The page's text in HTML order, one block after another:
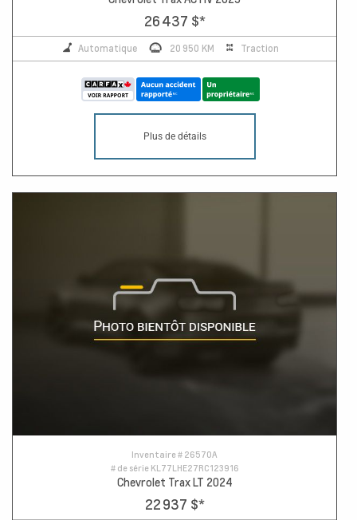
26 437 $*
Automatique 20 950 KM Traction
Plus de détails
Inventaire # 26570A
# de série KL77LHE27RC123916
Chevrolet Trax LT 2024
22 937 $*